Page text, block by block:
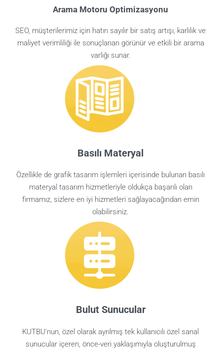
Arama Motoru Optimizasyonu
SEO, müşterilerimiz için hatırı sayılır bir satış artışı, karlılık ve
maliyet verimliliği ile sonuçlanan görünür ve etkili bir arama
varlığı sunar.
Basılı Materyal
Özellikle de grafik tasarım işlemleri içerisinde bulunan basılı
materyal tasarım hizmetleriyle oldukça başarılı olan
firmamız, sizlere en iyi hizmetleri sağlayacağından emin
olabilirsiniz.
Bulut Sunucular
KUTBU'nun, özel olarak ayrılmış tek kullanıcılı özel sanal
sunucular içeren, önce-veri yaklaşımıyla oluşturulmuş